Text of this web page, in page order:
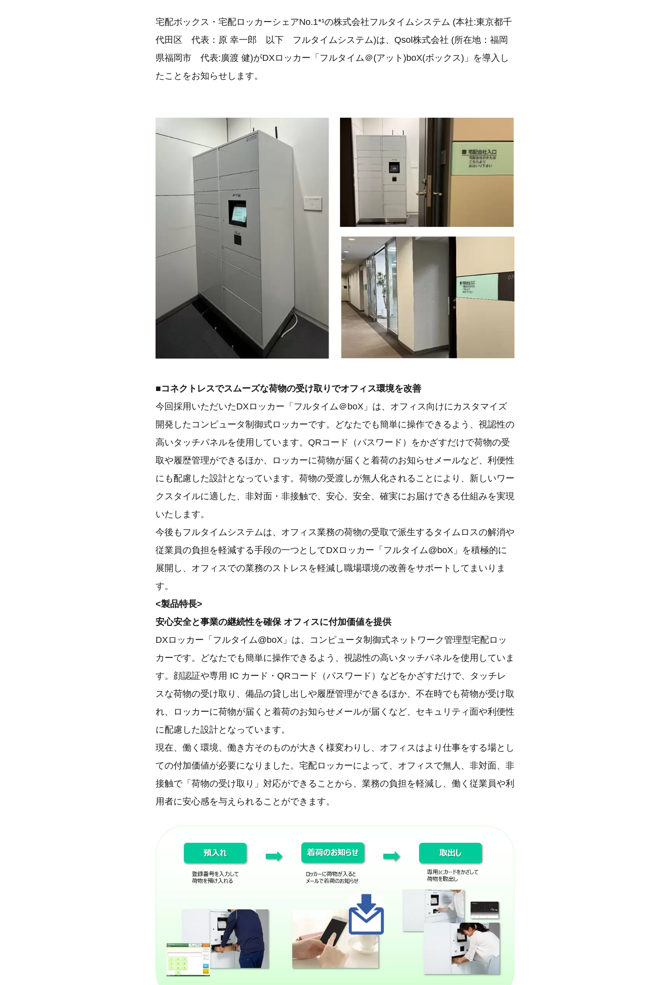
宅配ボックス・宅配ロッカーシェアNo.1*¹の株式会社フルタイムシステム (本社:東京都千
代田区 代表：原 幸一郎 以下 フルタイムシステム)は、Qsol株式会社 (所在地：福岡
県福岡市 代表:廣渡 健)がDXロッカー「フルタイム＠(アット)boX(ボックス)」を導入し
たことをお知らせします。
■コネクトレスでスムーズな荷物の受け取りでオフィス環境を改善
今回採用いただいたDXロッカー「フルタイム＠boX」は、オフィス向けにカスタマイズ
開発したコンピュータ制御式ロッカーです。どなたでも簡単に操作できるよう、視認性の
高いタッチパネルを使用しています。QRコード（パスワード）をかざすだけで荷物の受
取や履歴管理ができるほか、ロッカーに荷物が届くと着荷のお知らせメールなど、利便性
にも配慮した設計となっています。荷物の受渡しが無人化されることにより、新しいワー
クスタイルに適した、非対面・非接触で、安心、安全、確実にお届けできる仕組みを実現
いたします。
今後もフルタイムシステムは、オフィス業務の荷物の受取で派生するタイムロスの解消や
従業員の負担を軽減する手段の一つとしてDXロッカー「フルタイム@boX」を積極的に
展開し、オフィスでの業務のストレスを軽減し職場環境の改善をサポートしてまいりま
す。
<製品特長>
安心安全と事業の継続性を確保 オフィスに付加価値を提供
DXロッカー「フルタイム@boX」は、コンピュータ制御式ネットワーク管理型宅配ロッ
カーです。どなたでも簡単に操作できるよう、視認性の高いタッチパネルを使用していま
す。顔認証や専用 IC カード・QRコード（パスワード）などをかざすだけで、タッチレ
スな荷物の受け取り、備品の貸し出しや履歴管理ができるほか、不在時でも荷物が受け取
れ、ロッカーに荷物が届くと着荷のお知らせメールが届くなど、セキュリティ面や利便性
に配慮した設計となっています。
現在、働く環境、働き方そのものが大きく様変わりし、オフィスはより仕事をする場とし
ての付加価値が必要になりました。宅配ロッカーによって、オフィスで無人、非対面、非
接触で「荷物の受け取り」対応ができることから、業務の負担を軽減し、働く従業員や利
用者に安心感を与えられることができます。